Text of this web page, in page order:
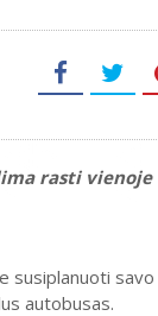
rasti
savo
autobusas.